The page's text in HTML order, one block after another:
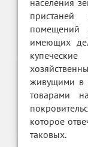
населения
имеющих
живущими в
товарами
которое
таковых.